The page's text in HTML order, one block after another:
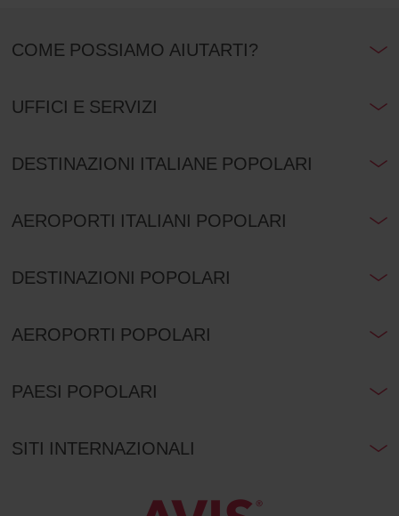
COME POSSIAMO AIUTARTI?
UFFICI E SERVIZI
DESTINAZIONI ITALIANE POPOLARI
AEROPORTI ITALIANI POPOLARI
DESTINAZIONI POPOLARI
AEROPORTI POPOLARI
PAESI POPOLARI
SITI INTERNAZIONALI